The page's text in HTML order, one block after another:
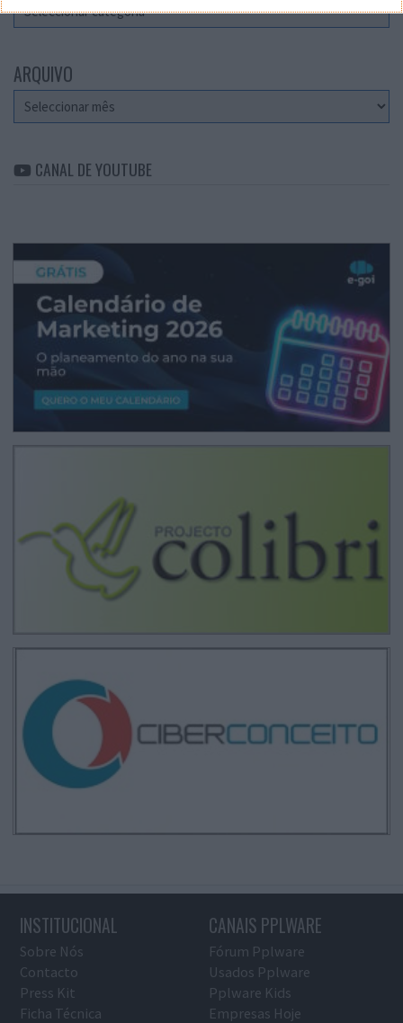
ARQUIVO
Arquivo
CANAL DE YOUTUBE
INSTITUCIONAL
Sobre Nós
Contacto
Press Kit
Ficha Técnica
CANAIS PPLWARE
Fórum Pplware
Usados Pplware
Pplware Kids
Empresas Hoje